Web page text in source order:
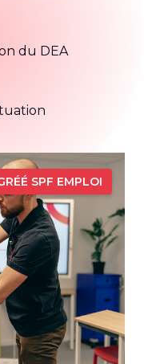
SPF EMPLOI
du DEA